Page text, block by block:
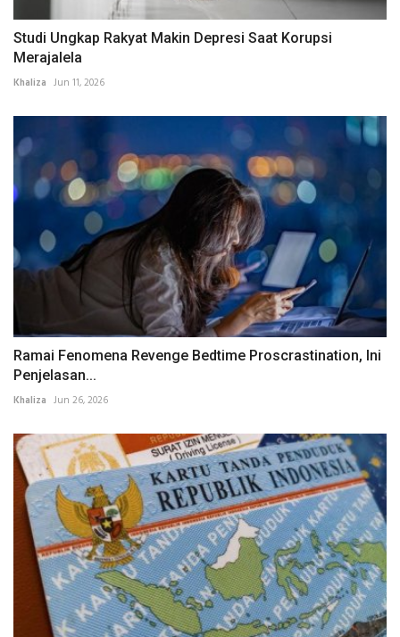
Studi Ungkap Rakyat Makin Depresi Saat Korupsi
Merajalela
Khaliza Jun 11, 2026
Ramai Fenomena Revenge Bedtime Proscrastination, Ini
Penjelasan...
Khaliza Jun 26, 2026